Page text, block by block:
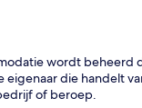
wordt beheerd
eigenaar die handelt
of beroep.